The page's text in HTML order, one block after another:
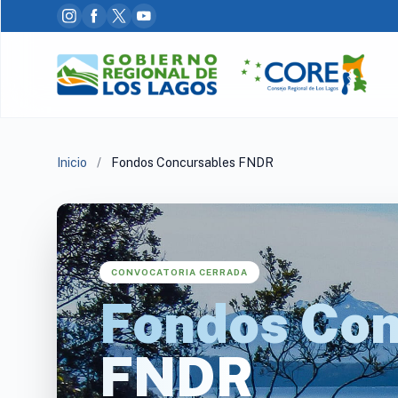
Inicio / Fondos Concursables FNDR
CONVOCATORIA CERRADA
Fondos
FNDR